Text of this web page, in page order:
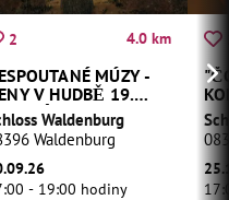
2 4.0 km
MÚZY -
V HUDBĚ 19.
Waldenburg
Waldenburg
- 19:00 hodiny